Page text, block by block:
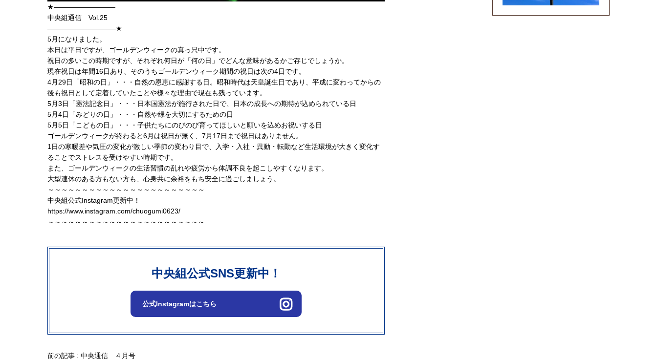
★―――――――――
中央組通信 Vol.25
――――――――――★
5月になりました。
本日は平日ですが、ゴールデンウィークの真っ只中です。
祝日の多いこの時期ですが、それぞれ何日が「何の日」 でどんな意味があるかご存じでしょうか。
現在祝日は年間16日あり、 そのうちゴールデンウィーク期間の祝日は次の4日です。
4月29日「昭和の日」・・・自然の恩恵に感謝する日。 昭和時代は天皇誕生日であり、 平成に変わってからの
後も祝日として定着していたことや様々な理由で現在も残っています。
5月3日「憲法記念日」・・・日本国憲法が施行された日で、
日本の成長への期待が込められている日
5月4日「みどりの日」・・・自然や緑を大切にするための日
5月5日「こどもの日」・・・ 子供たちにのびのび育ってほしいと願いを込めお祝いする日
ゴールデンウィークが終わると6月は祝日が無く、 7月17日まで祝日はありません。
1日の寒暖差や気圧の変化が激しい季節の変わり目で、入学・ 入社・異動・ 転勤など生活環境が大きく変化す
ることでストレスを受けやすい時期です。
また、 ゴールデンウィークの生活習慣の乱れや疲労から体調不良を起こしやすくなります。
大型連休のある方もない方も、 心身共に余裕をもち安全に過ごしましょう。
～～～～～～～～～～～～～～～～～～～～～～～
中央組公式Instagram更新中！
https://www.instagram.com/chuogumi0623/
～～～～～～～～～～～～～～～～～～～～～～～
中央組公式SNS更新中！
公式Instagramはこちら
前の記事 : 中央通信 ４月号